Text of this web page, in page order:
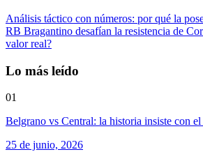
Análisis táctico con números: por qué la
RB Bragantino desafían la resistencia de
valor real?
Lo más leído
01
Belgrano vs Central: la historia insiste con
25 de junio, 2026